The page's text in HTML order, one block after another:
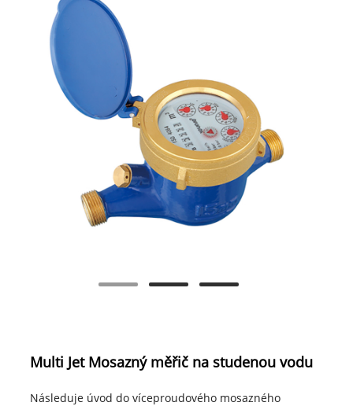
Multi Jet Mosazný měřič na studenou vodu
Následuje úvod do víceproudového mosazného